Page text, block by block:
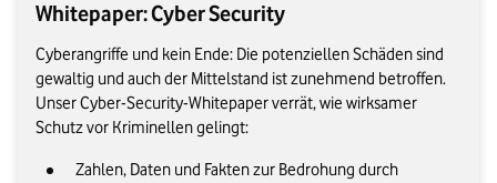
Whitepaper: Cyber Security
Cyberangriffe und kein Ende: Die potenziellen Schäden sind
gewaltig und auch der Mittelstand ist zunehmend betroffen.
Unser Cyber-Security-Whitepaper verrät, wie wirksamer
Schutz vor Kriminellen gelingt:
Zahlen, Daten und Fakten zur Bedrohung durch